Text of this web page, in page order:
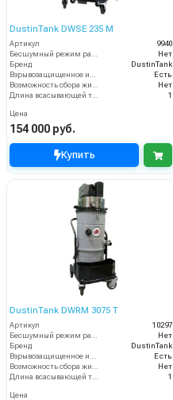
DustinTank DWSE 235 M
Артикул
9940
Бесшумный режим работы
Нет
Бренд
DustinTank
Взрывозащищенное исполнение
Есть
Возможность сбора жидкой грязи
Нет
Длина всасывающей трубки
1
Цена
154 000 руб.
Купить
DustinTank DWRM 3075 T
Артикул
10297
Нет
Бренд
DustinTank
Есть
Нет
1
Цена